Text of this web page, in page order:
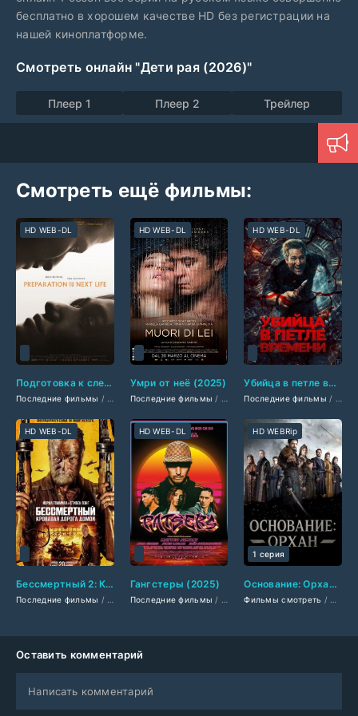
бесплатно в хорошем качестве HD без регистрации на
нашей киноплатформе.
Смотреть онлайн "Дети рая (2026)"
Плеер 1 Плеер 2 Трейлер
Смотреть ещё фильмы:
Подготовка к следующей жизни (2025)
Последние фильмы / Американские фильмы/ Фильмы 2025/Драмы 2025
HD WEB-DL
Умри от неё (2025)
Последние фильмы / Фильмы смотреть/Фильмы
HD WEB-DL
Убийца в петле времени (2026)
Последние фильмы /
HD WEB-DL
Бессмертный 2: Кровавая дорога домой (2025)
Последние фильмы / Американские фильмы/ Британские фильмы/Фильмы
HD WEB-DL
Гангстеры (2025)
Последние фильмы / Фильмы 2025 /Боевики 2025
HD WEB-DL
Основание: Орхан (2025)
Фильмы смотреть /
HD WEBRip
1 серия
Оставить комментарий
Написать комментарий